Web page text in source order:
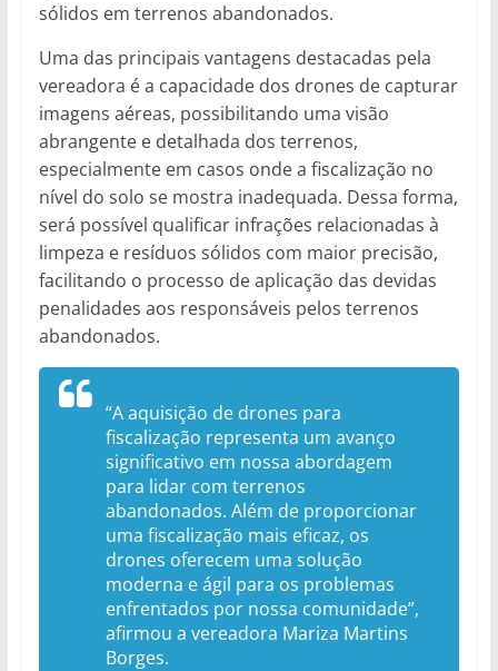
sólidos em terrenos abandonados.
Uma das principais vantagens destacadas pela
vereadora é a capacidade dos drones de capturar
imagens aéreas, possibilitando uma visão
abrangente e detalhada dos terrenos,
especialmente em casos onde a fiscalização no
nível do solo se mostra inadequada. Dessa forma,
será possível qualificar infrações relacionadas à
limpeza e resíduos sólidos com maior precisão,
facilitando o processo de aplicação das devidas
penalidades aos responsáveis pelos terrenos
abandonados.
“A aquisição de drones para
fiscalização representa um avanço
significativo em nossa abordagem
para lidar com terrenos
abandonados. Além de proporcionar
uma fiscalização mais eficaz, os
drones oferecem uma solução
moderna e ágil para os problemas
enfrentados por nossa comunidade”,
afirmou a vereadora Mariza Martins
Borges.